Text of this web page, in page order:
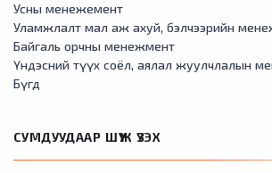
Усны менежемент
Уламжлалт мал аж ахуй, бэлчээрийн
Байгаль орчны менежмент
Үндэсний түүх соёл, аялал жуулчлалын
Бүгд
СУМДУУДААР ШҮҮЖ ҮЗЭХ